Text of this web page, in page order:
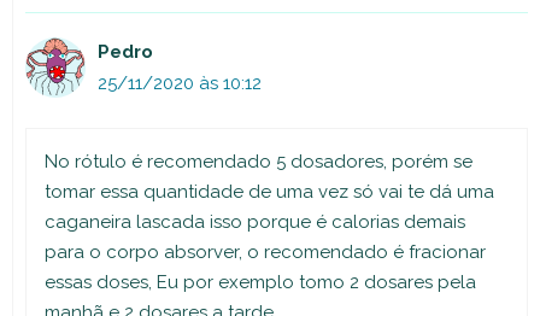
Pedro
25/11/2020 às 10:12
No rótulo é recomendado 5 dosadores, porém se
tomar essa quantidade de uma vez só vai te dá uma
caganeira lascada isso porque é calorias demais
para o corpo absorver, o recomendado é fracionar
essas doses, Eu por exemplo tomo 2 dosares pela